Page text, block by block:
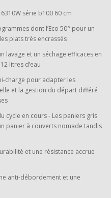
série b100 60 cm
dont l’Eco 50° pour un
plats très encrassés
lavage et un séchage efficaces en
litres d’eau
charge pour adapter les
et la gestion du départ différé
cycle en cours - Les paniers gris
panier à couverts nomade tandis
et une résistance accrue
anti-débordement et une